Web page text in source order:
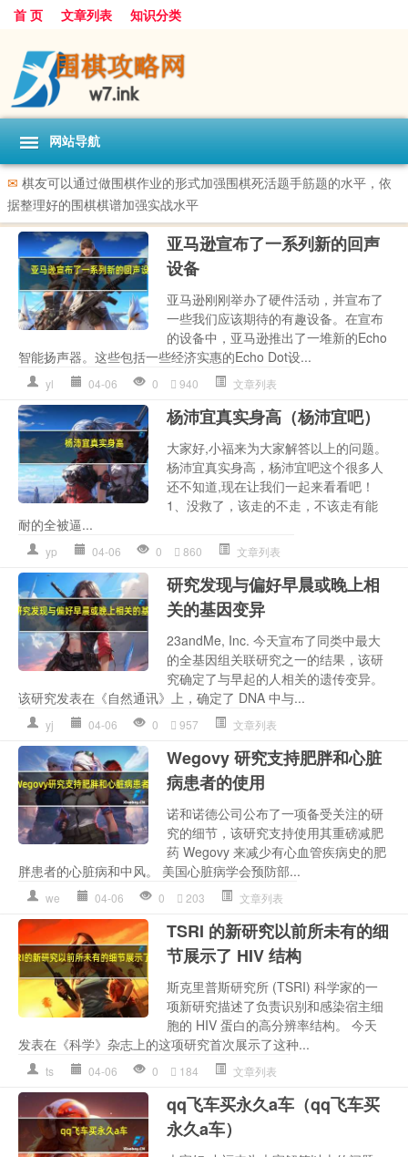
首 页 文章列表 知识分类
网站导航
✉ 棋友可以通过做围棋作业的形式加强围棋死活题手筋题的水平，依
据整理好的围棋棋谱加强实战水平
亚马逊宣布了一系列新的回声
设备
亚马逊刚刚举办了硬件活动，并宣布了
一些我们应该期待的有趣设备。在宣布
的设备中，亚马逊推出了一堆新的Echo
智能扬声器。这些包括一些经济实惠的Echo Dot设...
yl 04-06 0 940 文章列表
杨沛宜真实身高（杨沛宜吧）
大家好,小福来为大家解答以上的问题。
杨沛宜真实身高，杨沛宜吧这个很多人
还不知道,现在让我们一起来看看吧！
1、没救了，该走的不走，不该走有能
耐的全被逼...
yp 04-06 0 860 文章列表
研究发现与偏好早晨或晚上相
关的基因变异
23andMe, Inc. 今天宣布了同类中最大
的全基因组关联研究之一的结果，该研
究确定了与早起的人相关的遗传变异。
该研究发表在《自然通讯》上，确定了 DNA 中与...
yj 04-06 0 957 文章列表
Wegovy 研究支持肥胖和心脏
病患者的使用
诺和诺德公司公布了一项备受关注的研
究的细节，该研究支持使用其重磅减肥
药 Wegovy 来减少有心血管疾病史的肥
胖患者的心脏病和中风。 美国心脏病学会预防部...
we 04-06 0 203 文章列表
TSRI 的新研究以前所未有的细
节展示了 HIV 结构
斯克里普斯研究所 (TSRI) 科学家的一
项新研究描述了负责识别和感染宿主细
胞的 HIV 蛋白的高分辨率结构。 今天
发表在《科学》杂志上的这项研究首次展示了这种...
ts 04-06 0 184 文章列表
qq飞车买永久a车（qq飞车买
永久a车）